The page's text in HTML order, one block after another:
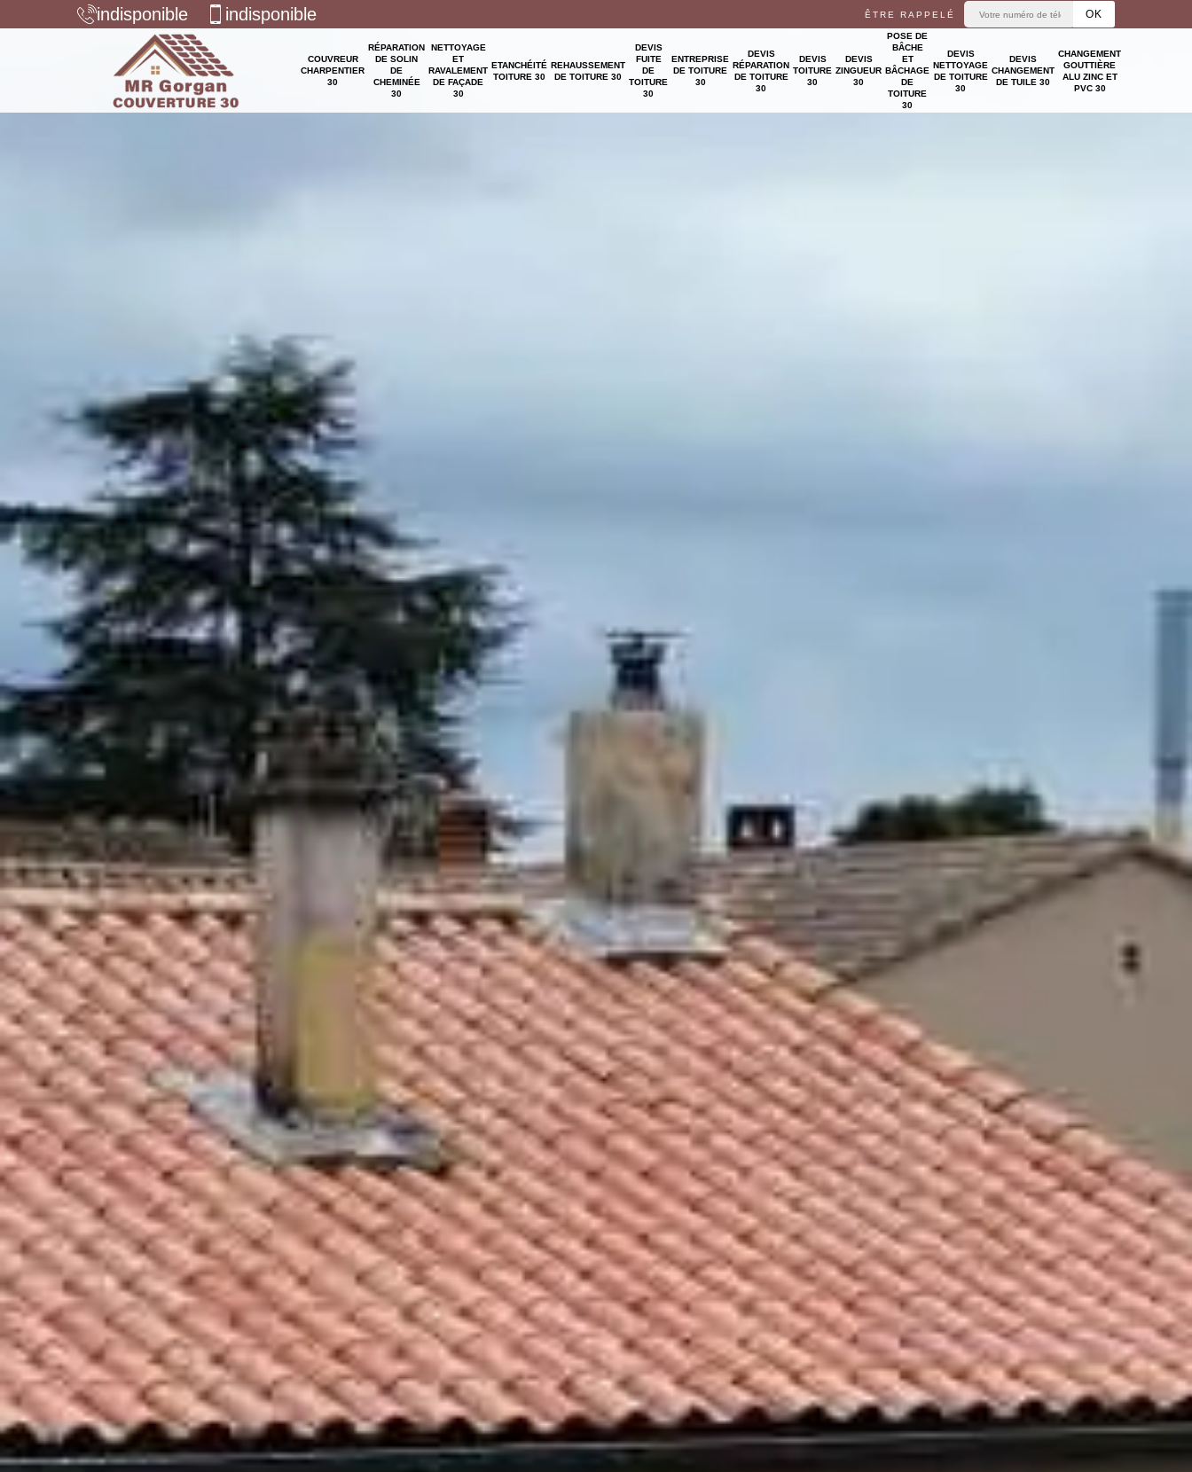
indisponible indisponible ÊTRE RAPPELÉ
COUVREUR
CHARPENTIER
30
RÉPARATION
DE SOLIN
DE
CHEMINÉE
30
NETTOYAGE
ET
RAVALEMENT
DE FAÇADE
30
ETANCHÉITÉ
TOITURE 30
REHAUSSEMENT
DE TOITURE 30
DEVIS
FUITE
DE
TOITURE
30
ENTREPRISE
DE TOITURE
30
DEVIS
RÉPARATION
DE TOITURE
30
DEVIS
TOITURE
30
DEVIS
ZINGUEUR
30
POSE DE
BÂCHE
ET
BÂCHAGE
DE
TOITURE
30
DEVIS
NETTOYAGE
DE TOITURE
30
DEVIS
CHANGEMENT
DE TUILE 30
CHANGEMENT
GOUTTIÈRE
ALU ZINC ET
PVC 30